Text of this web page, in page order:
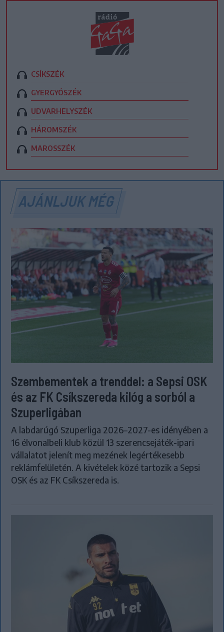
CSÍKSZÉK
GYERGYÓSZÉK
UDVARHELYSZÉK
HÁROMSZÉK
MAROSSZÉK
AJÁNLJUK MÉG
Szembementek a trenddel: a Sepsi OSK
és az FK Csíkszereda kilóg a sorból a
Szuperligában
A labdarúgó Szuperliga 2026–2027-es idényében a
16 élvonalbeli klub közül 13 szerencsejáték-ipari
vállalatot jelenít meg mezének legértékesebb
reklámfelületén. A kivételek közé tartozik a Sepsi
OSK és az FK Csíkszereda is.